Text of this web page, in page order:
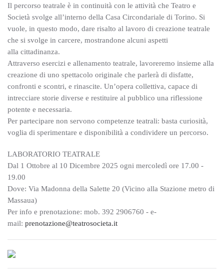
Il percorso teatrale è in continuità con le attività che Teatro e
Società svolge all’interno della Casa Circondariale di Torino. Si
vuole, in questo modo, dare risalto al lavoro di creazione teatrale
che si svolge in carcere, mostrandone alcuni aspetti
alla cittadinanza.
Attraverso esercizi e allenamento teatrale, lavoreremo insieme alla
creazione di uno spettacolo originale che parlerà di disfatte,
confronti e scontri, e rinascite. Un’opera collettiva, capace di
intrecciare storie diverse e restituire al pubblico una riflessione
potente e necessaria.
Per partecipare non servono competenze teatrali: basta curiosità,
voglia di sperimentare e disponibilità a condividere un percorso.
LABORATORIO TEATRALE
Dal 1 Ottobre al 10 Dicembre 2025 ogni mercoledì ore 17.00 -
19.00
Dove: Via Madonna della Salette 20 (Vicino alla Stazione metro di
Massaua)
Per info e prenotazione: mob. 392 2906760 - e-
mail: prenotazione@teatrosocieta.it